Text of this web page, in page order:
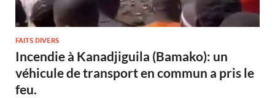
FAITS DIVERS
Incendie à Kanadjiguila (Bamako): un
véhicule de transport en commun a pris le
feu.